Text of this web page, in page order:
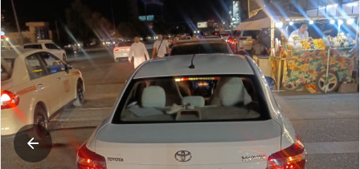
کاڵاکانم
دیاریکراوەکانم
دوا بینراوەکان
چات